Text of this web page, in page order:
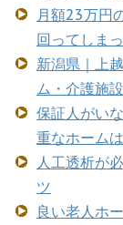
月額23万円
回ってしま
新潟県｜上
ム・介護施
保証人がい
重なホーム
人工透析が
ツ
良い老人ホ